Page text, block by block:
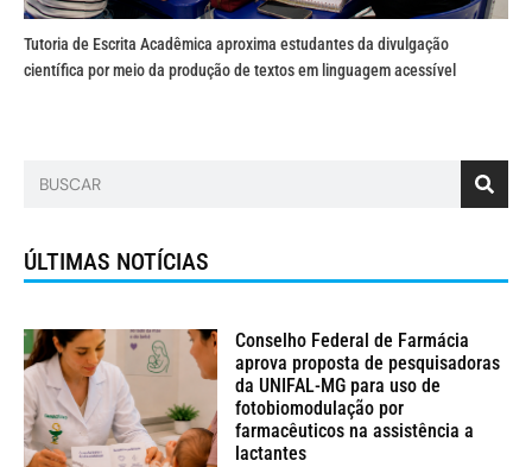
Tutoria de Escrita Acadêmica aproxima estudantes da divulgação
científica por meio da produção de textos em linguagem acessível
ÚLTIMAS NOTÍCIAS
Conselho Federal de Farmácia
aprova proposta de pesquisadoras
da UNIFAL-MG para uso de
fotobiomodulação por
farmacêuticos na assistência a
lactantes